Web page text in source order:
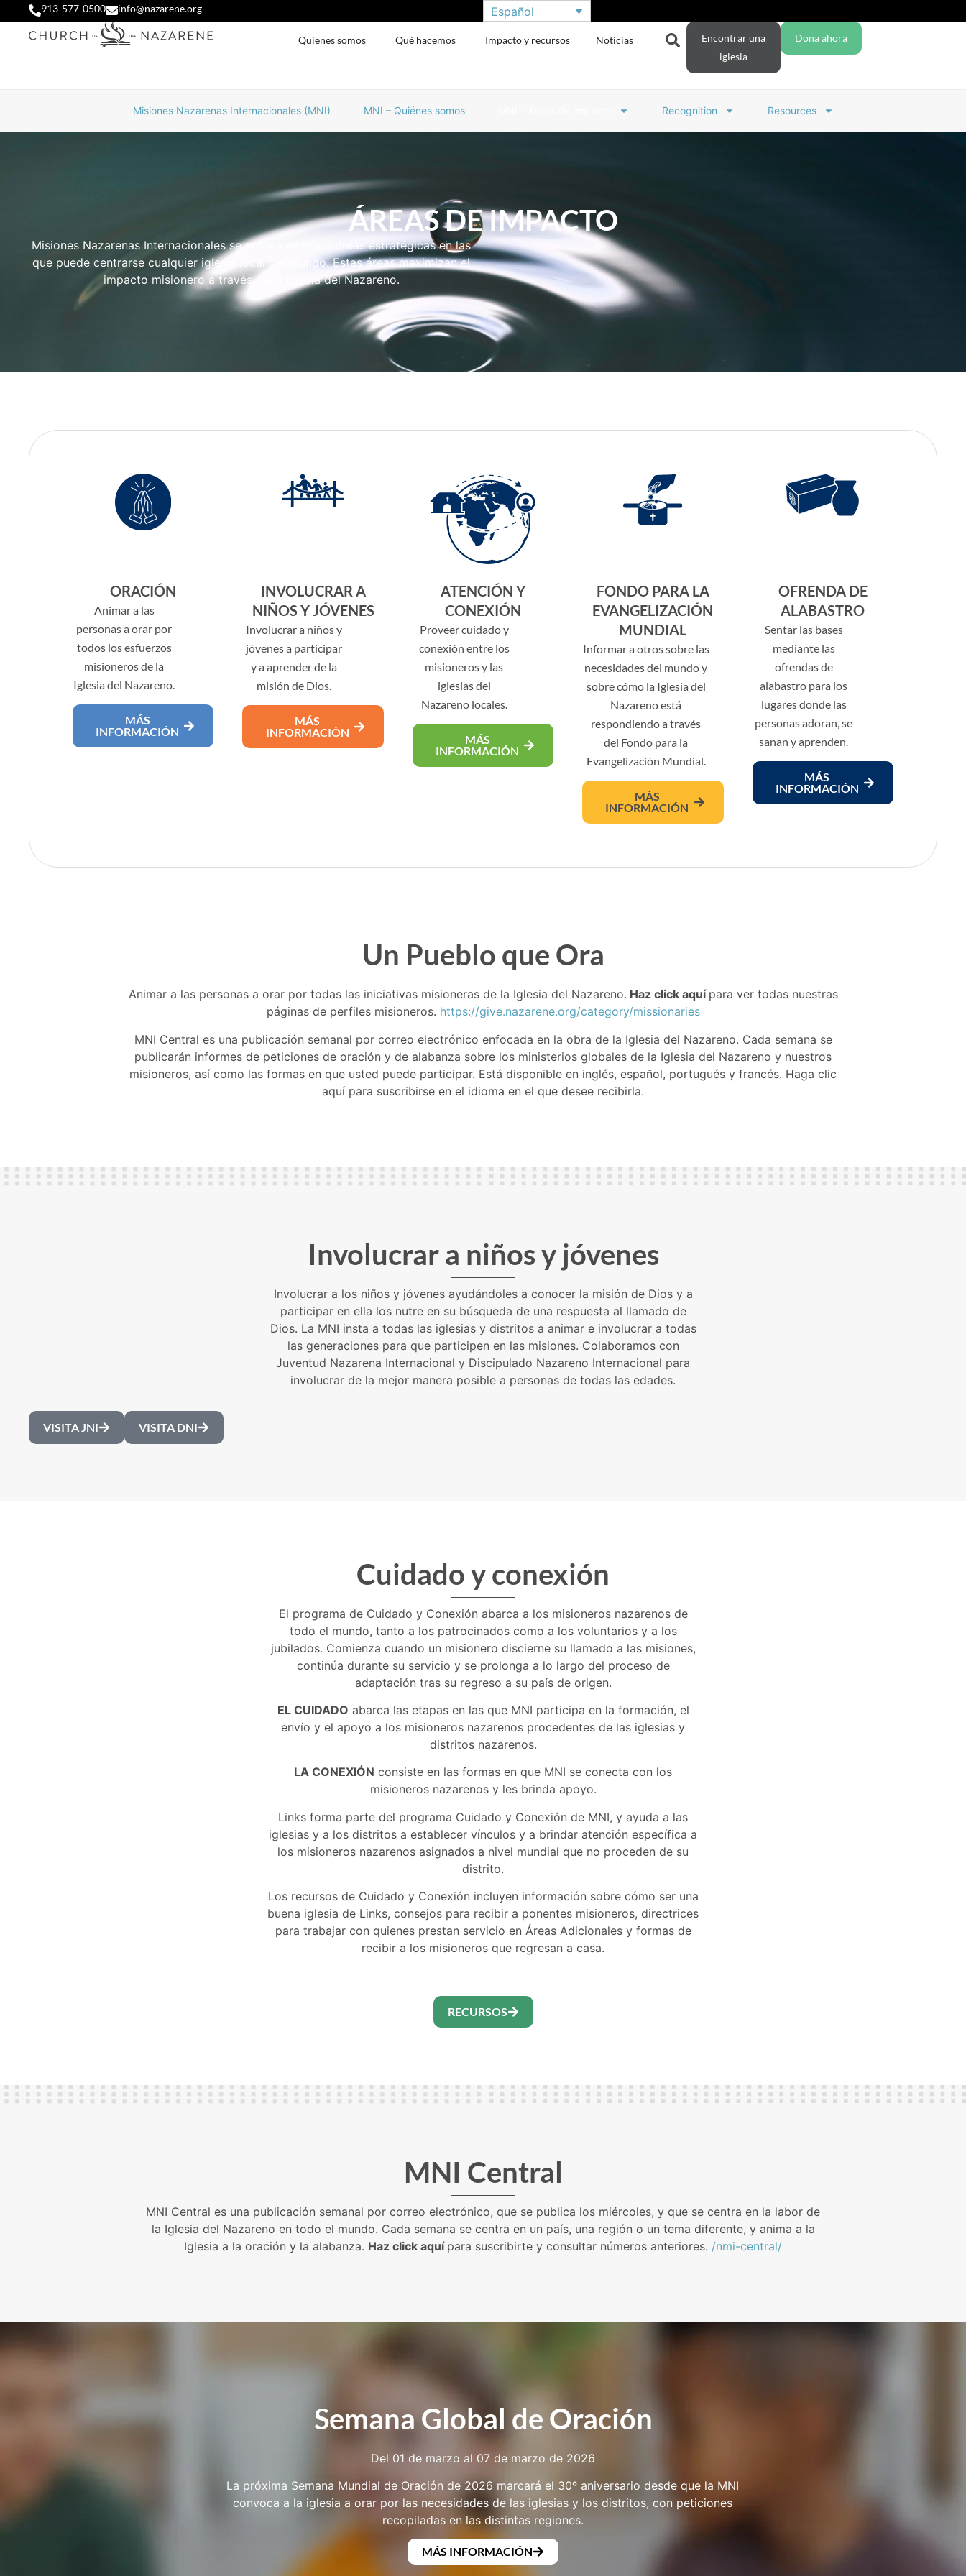
913-577-0500 info@nazarene.org Español
Quienes somos Qué hacemos Impacto y recursos Noticias
Encontrar una
iglesia
Dona ahora
Misiones Nazarenas Internacionales (MNI) MNI – Quiénes somos Recognition Resources
ÁREAS DE IMPACTO
Misiones Nazarenas Internacionales se enfoca en cinco áreas estratégicas en las
que puede centrarse cualquier iglesia local del mundo. Estas áreas maximizan el
impacto misionero a través de la Iglesia del Nazareno.
ORACIÓN
Animar a las
personas a orar por
todos los esfuerzos
misioneros de la
Iglesia del Nazareno.
MÁS
INFORMACIÓN
INVOLUCRAR A
NIÑOS Y JÓVENES
Involucrar a niños y
jóvenes a participar
y a aprender de la
misión de Dios.
MÁS
INFORMACIÓN
ATENCIÓN Y
CONEXIÓN
Proveer cuidado y
conexión entre los
misioneros y las
iglesias del
Nazareno locales.
MÁS
INFORMACIÓN
FONDO PARA LA
EVANGELIZACIÓN
MUNDIAL
Informar a otros sobre las
necesidades del mundo y
sobre cómo la Iglesia del
Nazareno está
respondiendo a través
del Fondo para la
Evangelización Mundial.
MÁS
INFORMACIÓN
OFRENDA DE
ALABASTRO
Sentar las bases
mediante las
ofrendas de
alabastro para los
lugares donde las
personas adoran, se
sanan y aprenden.
MÁS
INFORMACIÓN
Un Pueblo que Ora
Animar a las personas a orar por todas las iniciativas misioneras de la Iglesia del Nazareno. Haz click aquí para ver todas nuestras
páginas de perfiles misioneros. https://give.nazarene.org/category/missionaries
MNI Central es una publicación semanal por correo electrónico enfocada en la obra de la Iglesia del Nazareno. Cada semana se
publicarán informes de peticiones de oración y de alabanza sobre los ministerios globales de la Iglesia del Nazareno y nuestros
misioneros, así como las formas en que usted puede participar. Está disponible en inglés, español, portugués y francés. Haga clic
aquí para suscribirse en el idioma en el que desee recibirla.
Involucrar a niños y jóvenes
Involucrar a los niños y jóvenes ayudándoles a conocer la misión de Dios y a
participar en ella los nutre en su búsqueda de una respuesta al llamado de
Dios. La MNI insta a todas las iglesias y distritos a animar e involucrar a todas
las generaciones para que participen en las misiones. Colaboramos con
Juventud Nazarena Internacional y Discipulado Nazareno Internacional para
involucrar de la mejor manera posible a personas de todas las edades.
VISITA JNI VISITA DNI
Cuidado y conexión
El programa de Cuidado y Conexión abarca a los misioneros nazarenos de
todo el mundo, tanto a los patrocinados como a los voluntarios y a los
jubilados. Comienza cuando un misionero discierne su llamado a las misiones,
continúa durante su servicio y se prolonga a lo largo del proceso de
adaptación tras su regreso a su país de origen.
EL CUIDADO abarca las etapas en las que MNI participa en la formación, el
envío y el apoyo a los misioneros nazarenos procedentes de las iglesias y
distritos nazarenos.
LA CONEXIÓN consiste en las formas en que MNI se conecta con los
misioneros nazarenos y les brinda apoyo.
Links forma parte del programa Cuidado y Conexión de MNI, y ayuda a las
iglesias y a los distritos a establecer vínculos y a brindar atención específica a
los misioneros nazarenos asignados a nivel mundial que no proceden de su
distrito.
Los recursos de Cuidado y Conexión incluyen información sobre cómo ser una
buena iglesia de Links, consejos para recibir a ponentes misioneros, directrices
para trabajar con quienes prestan servicio en Áreas Adicionales y formas de
recibir a los misioneros que regresan a casa.
RECURSOS
MNI Central
MNI Central es una publicación semanal por correo electrónico, que se publica los miércoles, y que se centra en la labor de
la Iglesia del Nazareno en todo el mundo. Cada semana se centra en un país, una región o un tema diferente, y anima a la
Iglesia a la oración y la alabanza. Haz click aquí para suscribirte y consultar números anteriores. /nmi-central/
Semana Global de Oración
Del 01 de marzo al 07 de marzo de 2026
La próxima Semana Mundial de Oración de 2026 marcará el 30º aniversario desde que la MNI
convoca a la iglesia a orar por las necesidades de las iglesias y los distritos, con peticiones
recopiladas en las distintas regiones.
MÁS INFORMACIÓN